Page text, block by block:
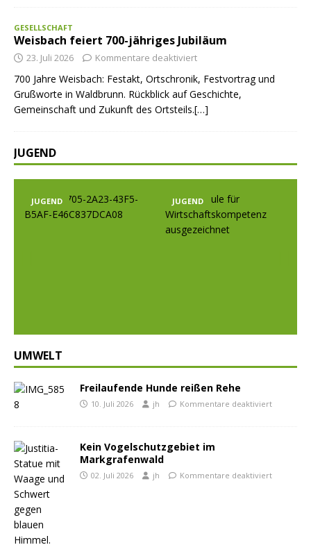
GESELLSCHAFT
Weisbach feiert 700-jähriges Jubiläum
23. Juli 2026 Kommentare deaktiviert
700 Jahre Weisbach: Festakt, Ortschronik, Festvortrag und
Grußworte in Waldbrunn. Rückblick auf Geschichte,
Gemeinschaft und Zukunft des Ortsteils.[…]
JUGEND
JUGEND JUGEND
UMWELT
Freilaufende Hunde reißen Rehe
10. Juli 2026 jh Kommentare deaktiviert
Kein Vogelschutzgebiet im
Markgrafenwald
02. Juli 2026 jh Kommentare deaktiviert